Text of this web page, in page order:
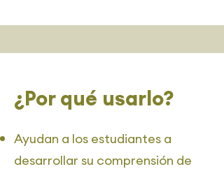
¿Por qué usarlo?
Ayudan a los estudiantes a
desarrollar su comprensión de